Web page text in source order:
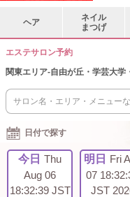
ヘア
ネイル
まつげ
エステサロン予約
関東エリア-自由が丘・学芸大学
日付で探す
今日 Thu
Aug 06
18:32:39 JST
明日 Fri
07
JST